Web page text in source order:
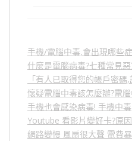
手機/電腦中毒,會出現哪些
什麼是電腦病毒?七種常見
「有人已取得您的帳戶密
懷疑電腦中毒該怎麼辦?電
手機也會感染病毒! 手機中
Youtube 看影片變好卡?原
網路變慢 風扇很大聲 電費